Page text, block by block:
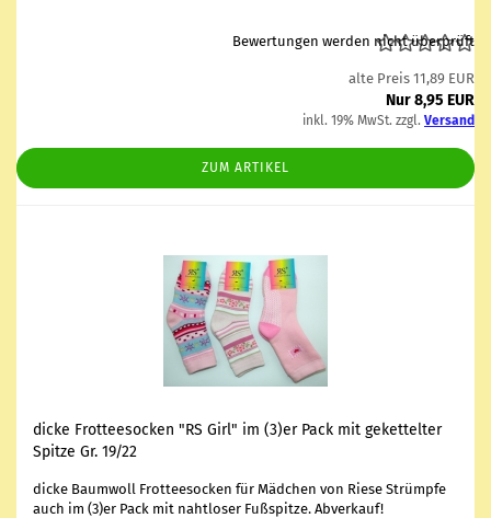
Bewertungen werden nicht überprüft
alte Preis 11,89 EUR
Nur 8,95 EUR
inkl. 19% MwSt. zzgl. Versand
ZUM ARTIKEL
dicke Frot­tee­so­cken "RS Girl" im (3)er Pack mit ge­ket­tel­ter
Spit­ze Gr. 19/22
dicke Baum­woll Frot­tee­so­cken für Mäd­chen von Riese Strümp­fe
auch im (3)er Pack mit naht­lo­ser Fuß­spit­ze. Ab­ver­kauf!